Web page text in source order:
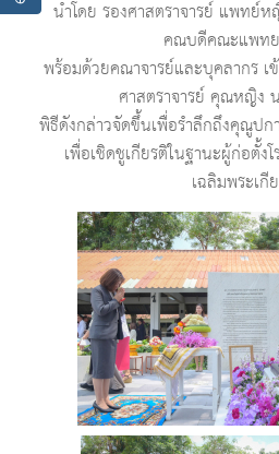
นำโดย รองศาสตราจารย์ แพทย์
คณบดีคณะแพท
พร้อมด้วยคณาจารย์และบุคลากร
ศาสตราจารย์ คุณหญิง
พิธีดังกล่าวจัดขึ้นเพื่อรำลึกถึงคุณูป
เพื่อเชิดชูเกียรติในฐานะผู้ก่อตั้ง
เฉลิมพระเกี